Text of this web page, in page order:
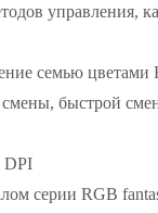
управления,
семью
быстрой
DPI
серии RGB